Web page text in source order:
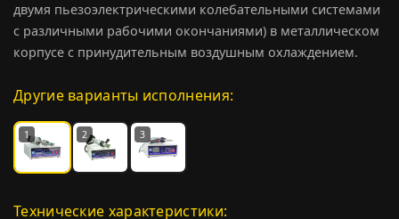
двумя пьезоэлектрическими колебательными системами
с различными рабочими окончаниями) в металлическом
корпусе с принудительным воздушным охлаждением.
Другие варианты исполнения:
1 2 3
Технические характеристики: